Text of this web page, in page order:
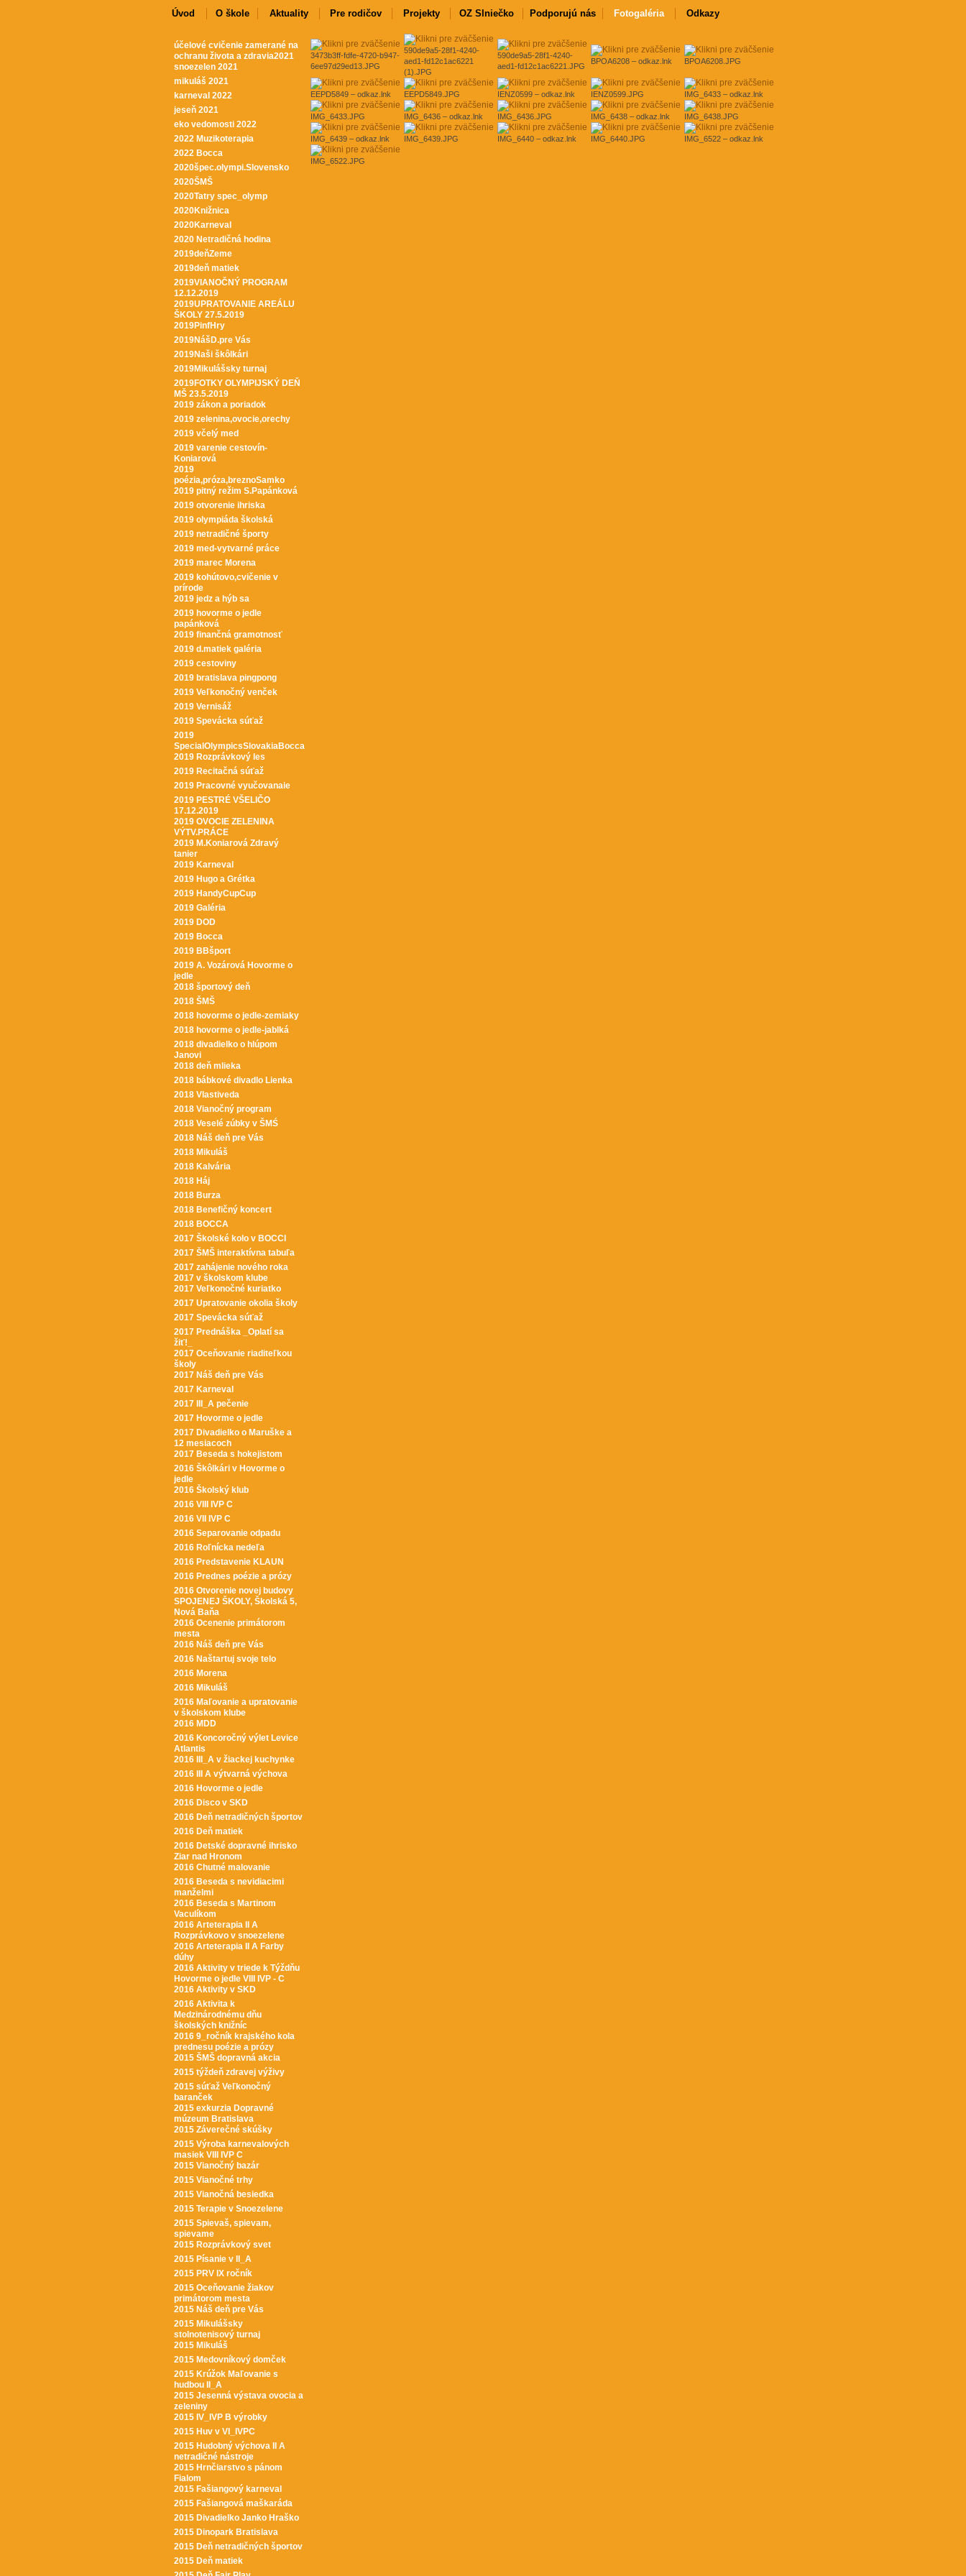
Úvod O škole Aktuality Pre rodičov Projekty OZ Slniečko Podporujú nás Fotogaléria Odkazy
účelové cvičenie zamerané na
ochranu života a zdravia2021
snoezelen 2021
mikuláš 2021
karneval 2022
jeseň 2021
eko vedomosti 2022
2022 Muzikoterapia
2022 Bocca
2020špec.olympi.Slovensko
2020ŠMŠ
2020Tatry spec_olymp
2020Knižnica
2020Karneval
2020 Netradičná hodina
2019deňZeme
2019deň matiek
2019VIANOČNÝ PROGRAM
12.12.2019
2019UPRATOVANIE AREÁLU
ŠKOLY 27.5.2019
2019PinfHry
2019NášD.pre Vás
2019Naši škôlkári
2019Mikulášsky turnaj
2019FOTKY OLYMPIJSKÝ DEŇ
MŠ 23.5.2019
2019 zákon a poriadok
2019 zelenina,ovocie,orechy
2019 včelý med
2019 varenie cestovín-
Koniarová
2019
poézia,próza,breznoSamko
2019 pitný režim S.Papánková
2019 otvorenie ihriska
2019 olympiáda školská
2019 netradičné športy
2019 med-vytvarné práce
2019 marec Morena
2019 kohútovo,cvičenie v
prírode
2019 jedz a hýb sa
2019 hovorme o jedle
papánková
2019 finančná gramotnosť
2019 d.matiek galéria
2019 cestoviny
2019 bratislava pingpong
2019 Veľkonočný venček
2019 Vernisáž
2019 Spevácka súťaž
2019
SpecialOlympicsSlovakiaBocca
2019 Rozprávkový les
2019 Recitačná súťaž
2019 Pracovné vyučovanaie
2019 PESTRÉ VŠELIČO
17.12.2019
2019 OVOCIE ZELENINA
VÝTV.PRÁCE
2019 M.Koniarová Zdravý
tanier
2019 Karneval
2019 Hugo a Grétka
2019 HandyCupCup
2019 Galéria
2019 DOD
2019 Bocca
2019 BBšport
2019 A. Vozárová Hovorme o
jedle
2018 športový deň
2018 ŠMŠ
2018 hovorme o jedle-zemiaky
2018 hovorme o jedle-jablká
2018 divadielko o hlúpom
Janovi
2018 deň mlieka
2018 bábkové divadlo Lienka
2018 Vlastiveda
2018 Vianočný program
2018 Veselé zúbky v ŠMŚ
2018 Náš deň pre Vás
2018 Mikuláš
2018 Kalvária
2018 Háj
2018 Burza
2018 Benefičný koncert
2018 BOCCA
2017 Školské kolo v BOCCI
2017 ŠMŠ interaktívna tabuľa
2017 zahájenie nového roka
2017 v školskom klube
2017 Veľkonočné kuriatko
2017 Upratovanie okolia školy
2017 Spevácka súťaž
2017 Prednáška _Oplatí sa
žiť!_
2017 Oceňovanie riaditeľkou
školy
2017 Náš deň pre Vás
2017 Karneval
2017 III_A pečenie
2017 Hovorme o jedle
2017 Divadielko o Maruške a
12 mesiacoch
2017 Beseda s hokejistom
2016 Škôlkári v Hovorme o
jedle
2016 Školský klub
2016 VIII IVP C
2016 VII IVP C
2016 Separovanie odpadu
2016 Roľnícka nedeľa
2016 Predstavenie KLAUN
2016 Prednes poézie a prózy
2016 Otvorenie novej budovy
SPOJENEJ ŠKOLY, Školská 5,
Nová Baňa
2016 Ocenenie primátorom
mesta
2016 Náš deň pre Vás
2016 Naštartuj svoje telo
2016 Morena
2016 Mikuláš
2016 Maľovanie a upratovanie
v školskom klube
2016 MDD
2016 Koncoročný výlet Levice
Atlantis
2016 III_A v žiackej kuchynke
2016 III A výtvarná výchova
2016 Hovorme o jedle
2016 Disco v SKD
2016 Deň netradičných športov
2016 Deň matiek
2016 Detské dopravné ihrisko
Ziar nad Hronom
2016 Chutné malovanie
2016 Beseda s nevidiacimi
manželmi
2016 Beseda s Martinom
Vaculíkom
2016 Arteterapia II A
Rozprávkovo v snoezelene
2016 Arteterapia II A Farby
dúhy
2016 Aktivity v triede k Týždňu
Hovorme o jedle VIII IVP - C
2016 Aktivity v SKD
2016 Aktivita k
Medzinárodnému dňu
školských knižníc
2016 9_ročník krajského kola
prednesu poézie a prózy
2015 ŠMŠ dopravná akcia
2015 týždeň zdravej výživy
2015 súťaž Veľkonočný
baranček
2015 exkurzia Dopravné
múzeum Bratislava
2015 Záverečné skúšky
2015 Výroba karnevalových
masiek VIII IVP C
2015 Vianočný bazár
2015 Vianočné trhy
2015 Vianočná besiedka
2015 Terapie v Snoezelene
2015 Spievaš, spievam,
spievame
2015 Rozprávkový svet
2015 Písanie v II_A
2015 PRV IX ročník
2015 Oceňovanie žiakov
primátorom mesta
2015 Náš deň pre Vás
2015 Mikulášsky
stolnotenisový turnaj
2015 Mikuláš
2015 Medovníkový domček
2015 Krúžok Maľovanie s
hudbou II_A
2015 Jesenná výstava ovocia a
zeleniny
2015 IV_IVP B výrobky
2015 Huv v VI_IVPC
2015 Hudobný výchova II A
netradičné nástroje
2015 Hrnčiarstvo s pánom
Fialom
2015 Fašiangový karneval
2015 Fašiangová maškaráda
2015 Divadielko Janko Hraško
2015 Dinopark Bratislava
2015 Deň netradičných športov
2015 Deň matiek
3473b3ff-fdfe-4720-b947-
6ee97d29ed13.JPG
590de9a5-28f1-4240-
aed1-fd12c1ac6221
(1).JPG
590de9a5-28f1-4240-
aed1-fd12c1ac6221.JPG
BPOA6208 – odkaz.lnk BPOA6208.JPG
EEPD5849 – odkaz.lnk EEPD5849.JPG IENZ0599 – odkaz.lnk IENZ0599.JPG IMG_6433 – odkaz.lnk
IMG_6433.JPG IMG_6436 – odkaz.lnk IMG_6436.JPG IMG_6438 – odkaz.lnk IMG_6438.JPG
IMG_6439 – odkaz.lnk IMG_6439.JPG IMG_6440 – odkaz.lnk IMG_6440.JPG IMG_6522 – odkaz.lnk
IMG_6522.JPG